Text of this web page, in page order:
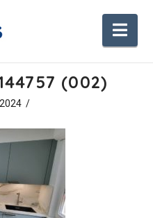
(002)